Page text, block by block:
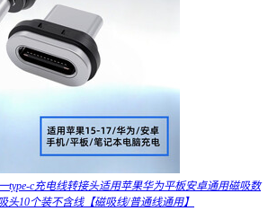
type-c充电线转接头适用苹果华为平板安卓通用磁吸数
头10个装不含线【磁吸线/普通线通用】